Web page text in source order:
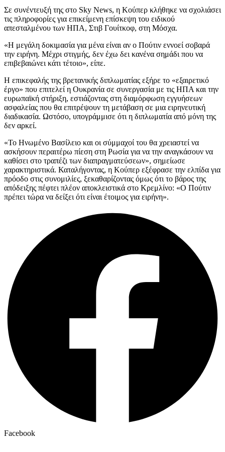
Σε συνέντευξή της στο Sky News, η Κούπερ κλήθηκε να σχολιάσει
τις πληροφορίες για επικείμενη επίσκεψη του ειδικού
απεσταλμένου των ΗΠΑ, Στιβ Γουίτκοφ, στη Μόσχα.
«Η μεγάλη δοκιμασία για μένα είναι αν ο Πούτιν εννοεί σοβαρά
την ειρήνη. Μέχρι στιγμής, δεν έχω δει κανένα σημάδι που να
επιβεβαιώνει κάτι τέτοιο», είπε.
Η επικεφαλής της βρετανικής διπλωματίας εξήρε το «εξαιρετικό
έργο» που επιτελεί η Ουκρανία σε συνεργασία με τις ΗΠΑ και την
ευρωπαϊκή στήριξη, εστιάζοντας στη διαμόρφωση εγγυήσεων
ασφαλείας που θα επιτρέψουν τη μετάβαση σε μια ειρηνευτική
διαδικασία. Ωστόσο, υπογράμμισε ότι η διπλωματία από μόνη της
δεν αρκεί.
«Το Ηνωμένο Βασίλειο και οι σύμμαχοί του θα χρειαστεί να
ασκήσουν περαιτέρω πίεση στη Ρωσία για να την αναγκάσουν να
καθίσει στο τραπέζι των διαπραγματεύσεων», σημείωσε
χαρακτηριστικά. Καταλήγοντας, η Κούπερ εξέφρασε την ελπίδα για
πρόοδο στις συνομιλίες, ξεκαθαρίζοντας όμως ότι το βάρος της
απόδειξης πέφτει πλέον αποκλειστικά στο Κρεμλίνο: «Ο Πούτιν
πρέπει τώρα να δείξει ότι είναι έτοιμος για ειρήνη».
Facebook